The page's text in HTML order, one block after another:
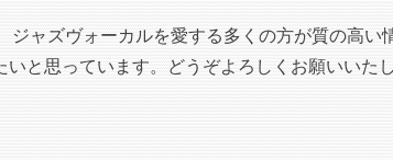
ジャズヴォーカルを愛する多くの方が質の高
いと思っています。どうぞよろしくお願いいたし